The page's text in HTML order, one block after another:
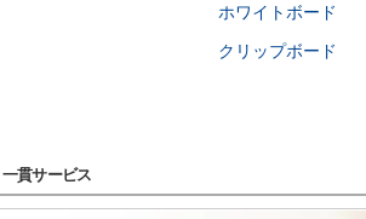
ホワイトボード
クリップボード
貫サービス